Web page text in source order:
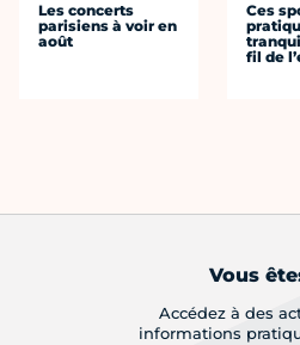
Les concerts
parisiens à voir en
août
Ces
fil de
Vous
Accédez à des
informations